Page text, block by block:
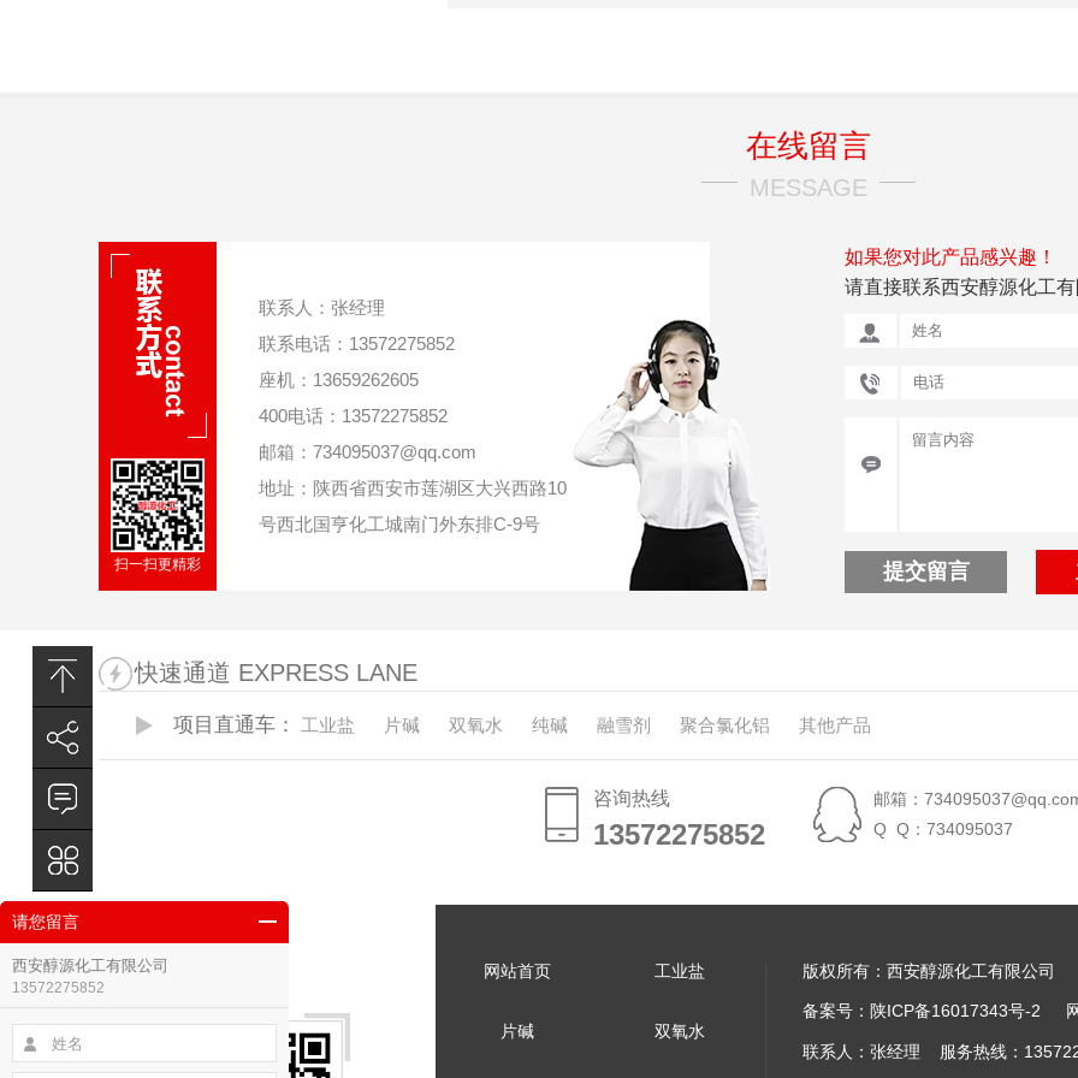
在线留言
MESSAGE
扫一扫更精彩
联系人：张经理
联系电话：13572275852
座机：13659262605
400电话：13572275852
邮箱：734095037@qq.com
地址：陕西省西安市莲湖区大兴西路10
号西北国亨化工城南门外东排C-9号
如果您对此产品感兴趣！
请直接联系西安醇源化工
提交留言
快速通道 EXPRESS LANE
项目直通车： 工业盐 片碱 双氧水 纯碱 融雪剂 聚合氯化铝 其他产品
咨询热线
13572275852
13572275852
邮箱：
Q Q：734095037
网站首页 工业盐
片碱 双氧水
版权所有：西安醇源化工有限公司
备案号： 陕ICP备16017343号-2
联系人：张经理 服务热线：
请您留言
西安醇源化工有限公司
13572275852